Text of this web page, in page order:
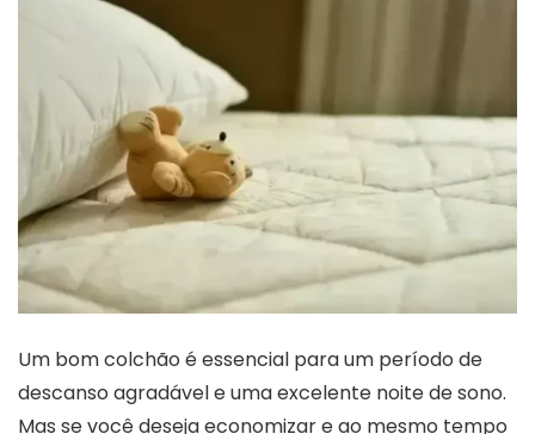
Um bom colchão é essencial para um período de
descanso agradável e uma excelente noite de sono.
Mas se você deseja economizar e ao mesmo tempo